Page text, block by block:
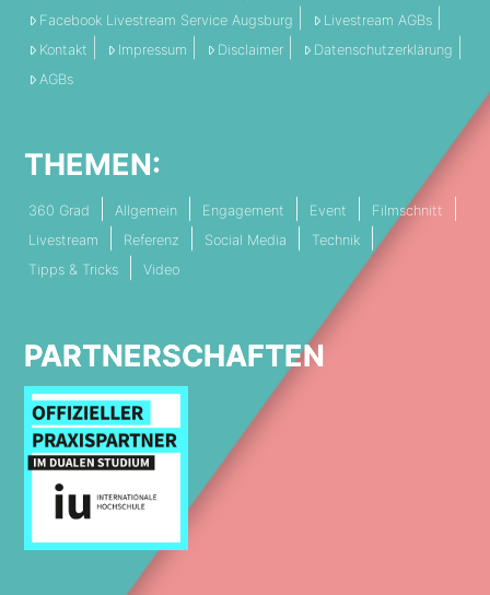
Facebook Livestream Service Augsburg
Livestream AGBs
Kontakt
Impressum Disclaimer
Datenschutzerklärung
AGBs
THEMEN:
360 Grad Allgemein Engagement Event
Filmschnitt
Livestream
Referenz Social Media
Technik
Tipps & Tricks
Video
PARTNERSCHAFTEN